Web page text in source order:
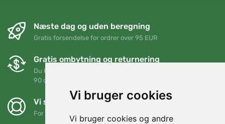
Vi bruger cookies
Vi bruger cookies og andre
Næste dag og uden beregning
Gratis forsendelse for ordrer over 95 EUR
Gratis ombytning og returnering
Du kan returnere eller bytte din ordre når som helst inden for
90 dage
Vi støtter Trees.org
For hver ordre planter vi et træ! Læs mere